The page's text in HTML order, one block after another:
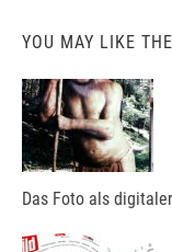
YOU MAY LIKE
Das Foto als